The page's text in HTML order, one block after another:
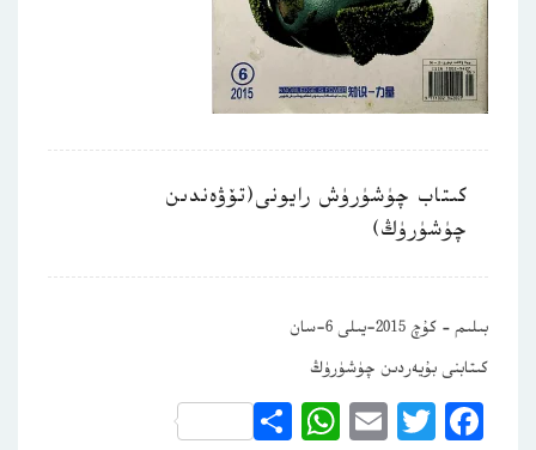
كىتاب چۈشۈرۈش رايونى(تۆۋەندىن
چۈشۈرۈڭ)
بىلىم – كۇچ 2015-يىلى 6-سان
كىتابنى بۇيەردىن چۈشۈرۈڭ
Facebook
Twitter
Email
WhatsApp
Share